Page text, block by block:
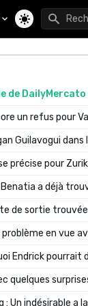
Changer de
de DailyMercato
un refus pour
Guilavogui dans
précise pour
Benatia a déjà
de sortie trouvée
en vue
Endrick pourrait
quelques
Un indésirable a la